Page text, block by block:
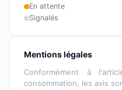
En attente
Signalés
Mentions légales
Conformément à
consommation, les avis